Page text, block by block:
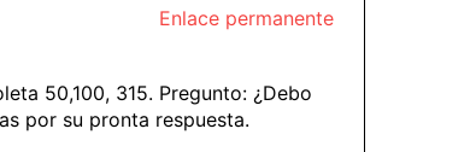
Enlace permanente
50,100, 315. Pregunto: ¿Debo
por su pronta respuesta.